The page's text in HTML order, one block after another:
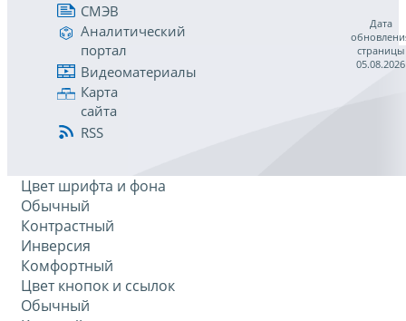
СМЭВ
Аналитический
портал
Видеоматериалы
Карта
сайта
RSS
Дата
страницы
05.08.2026
Цвет шрифта и фона
Обычный
Контрастный
Инверсия
Комфортный
Цвет кнопок и ссылок
Обычный